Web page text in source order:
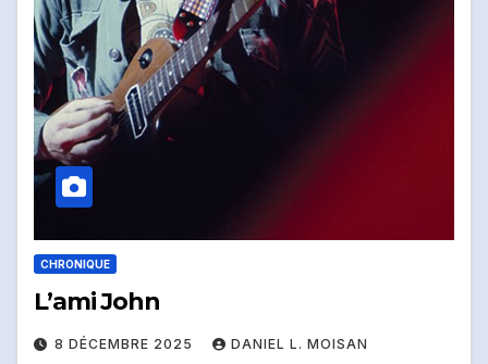
CHRONIQUE
L’ami John
8 DÉCEMBRE 2025 DANIEL L. MOISAN